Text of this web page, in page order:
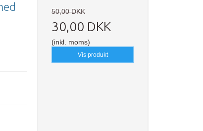
50,00 DKK
30,00 DKK
(inkl. moms)
Vis produkt